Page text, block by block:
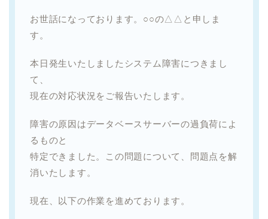
お世話になっております。○○の△△と申しま
す。
本日発生いたしましたシステム障害につきまし
て、
現在の対応状況をご報告いたします。
障害の原因はデータベースサーバーの過負荷によ
るものと
特定できました。この問題について、問題点を解
消いたします。
現在、以下の作業を進めております。